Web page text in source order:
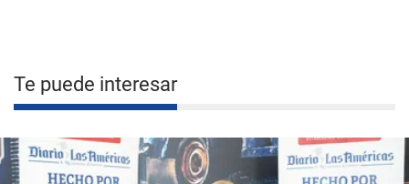
Te puede interesar